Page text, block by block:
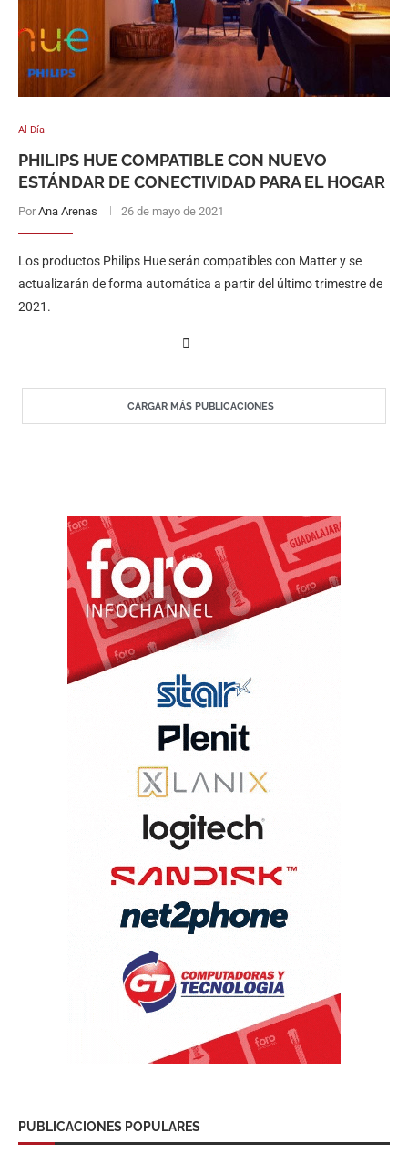
Al Día
PHILIPS HUE COMPATIBLE CON NUEVO
ESTÁNDAR DE CONECTIVIDAD PARA EL HOGAR
Por Ana Arenas 26 de mayo de 2021
Los productos Philips Hue serán compatibles con Matter y se
actualizarán de forma automática a partir del último trimestre de
2021.
CARGAR MÁS PUBLICACIONES
PUBLICACIONES POPULARES